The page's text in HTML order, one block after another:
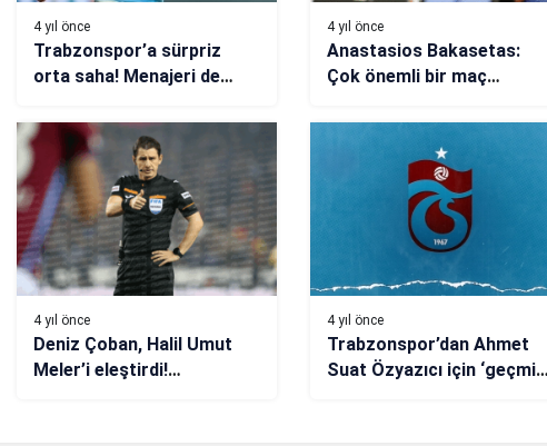
4 yıl önce
Trabzonspor’a sürpriz
orta saha! Menajeri de
4 yıl önce
Anastasios Bakasetas:
Çok önemli bir maç
4 yıl önce
Deniz Çoban, Halil Umut
Meler’i eleştirdi!
4 yıl önce
Trabzonspor’dan Ahmet
Suat Özyazıcı için ‘geçmiş